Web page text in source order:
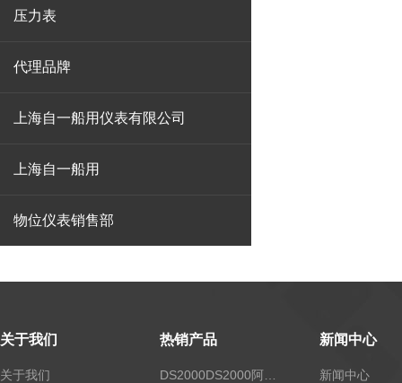
压力表
代理品牌
上海自一船用仪表有限公司
上海自一船用
物位仪表销售部
关于我们
关于我们
热销产品 新闻中心
新闻中心